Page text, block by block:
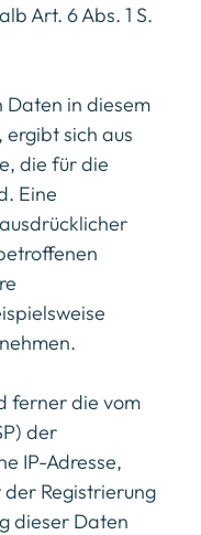
Art. 6 Abs. 1 S.
Daten in diesem
sich aus
die für die
Eine
ferner die vom
der
IP-Adresse,
Registrierung
dieser Daten